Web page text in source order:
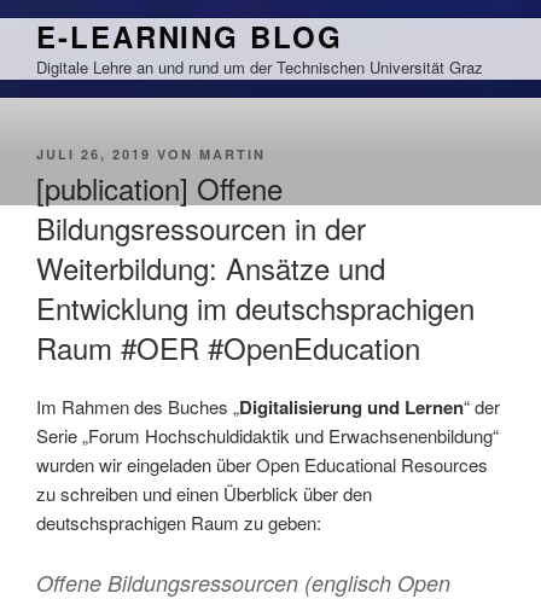
Zum
springen
E-LEARNING BLOG
Digitale Lehre an und rund um der Technischen Universität Graz
VERÖFFENTLICHT
JULI 26, 2019 VON MARTIN
[publication] Offene
Bildungsressourcen in der
Weiterbildung: Ansätze und
Entwicklung im deutschsprachigen
Raum #OER #OpenEducation
Im Rahmen des Buches „Digitalisierung und Lernen“ der
Serie „Forum Hochschuldidaktik und Erwachsenenbildung“
wurden wir eingeladen über Open Educational Resources
zu schreiben und einen Überblick über den
deutschsprachigen Raum zu geben:
Offene Bildungsressourcen (englisch Open